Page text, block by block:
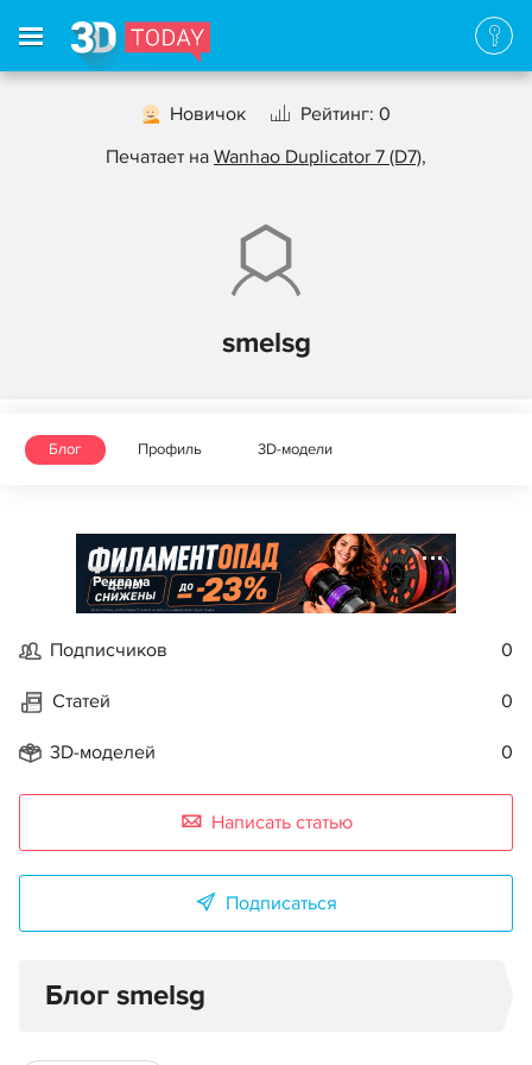
Новичок
Рейтинг: 0
Печатает на Wanhao Duplicator 7 (D7),
smelsg
Блог Профиль 3D-модели
Реклама
Подписчиков 0
Статей 0
3D-моделей 0
Написать статью
Подписаться
Блог smelsg